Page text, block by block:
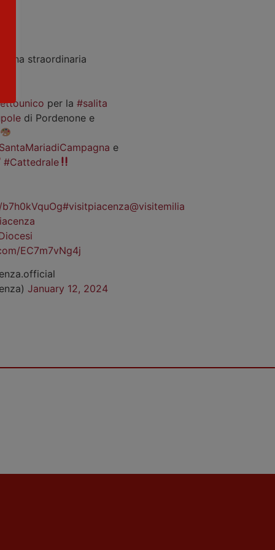
una straordinaria
per la#salita
di Pordenone e
e
#Cattedrale
#visitpiacenza@visitemilia
EC7m7vNg4j
January 12, 2024